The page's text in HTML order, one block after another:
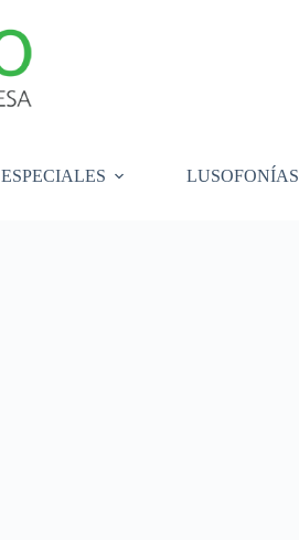
ESPECIALES LUSOFONÍAS